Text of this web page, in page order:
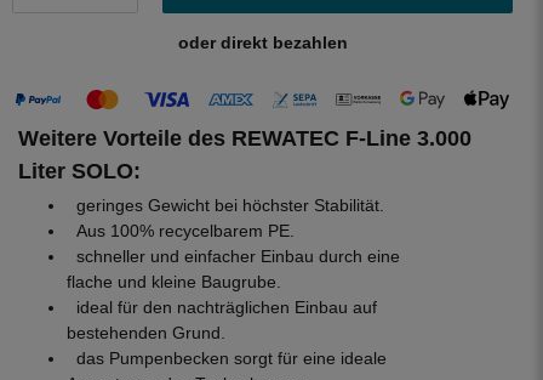
oder direkt bezahlen
Weitere Vorteile des REWATEC F-Line 3.000
Liter SOLO:
geringes Gewicht bei höchster Stabilität.
Aus 100% recycelbarem PE.
schneller und einfacher Einbau durch eine
flache und kleine Baugrube.
ideal für den nachträglichen Einbau auf
bestehenden Grund.
das Pumpenbecken sorgt für eine ideale